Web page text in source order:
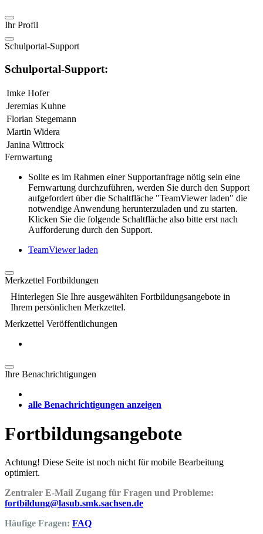
Ihr Profil
Schulportal-Support
Schulportal-Support:
Imke Hofer
Jeremias Kuhne
Florian Stegemann
Martin Widera
Janina Wittrock
Fernwartung
Sollte es im Rahmen einer Supportanfrage nötig sein eine
Fernwartung durchzuführen, werden Sie durch den Support
aufgefordert über die Schaltfläche "TeamViewer laden" die
notwendige Anwendung herunterzuladen und zu starten.
Klicken Sie die folgende Schaltfläche also bitte erst nach
Aufforderung durch den Support.
TeamViewer laden
Merkzettel Fortbildungen
Hinterlegen Sie Ihre ausgewählten Fortbildungsangebote in
Ihrem persönlichen Merkzettel.
Merkzettel Veröffentlichungen
Ihre Benachrichtigungen
alle Benachrichtigungen anzeigen
Fortbildungsangebote
Achtung! Diese Seite ist noch nicht für mobile Bearbeitung
optimiert.
Zentraler E-Mail Zugang für Fragen und Probleme:
fortbildung@lasub.smk.sachsen.de
Häufige Fragen: FAQ